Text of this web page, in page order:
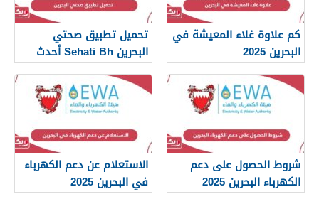
كم علاوة غلاء المعيشة في
البحرين 2025
تحميل تطبيق صحتي
البحرين Sehati Bh أحدث
إصدار 2025
شروط الحصول على دعم
الكهرباء البحرين 2025
الاستعلام عن دعم الكهرباء
في البحرين 2025